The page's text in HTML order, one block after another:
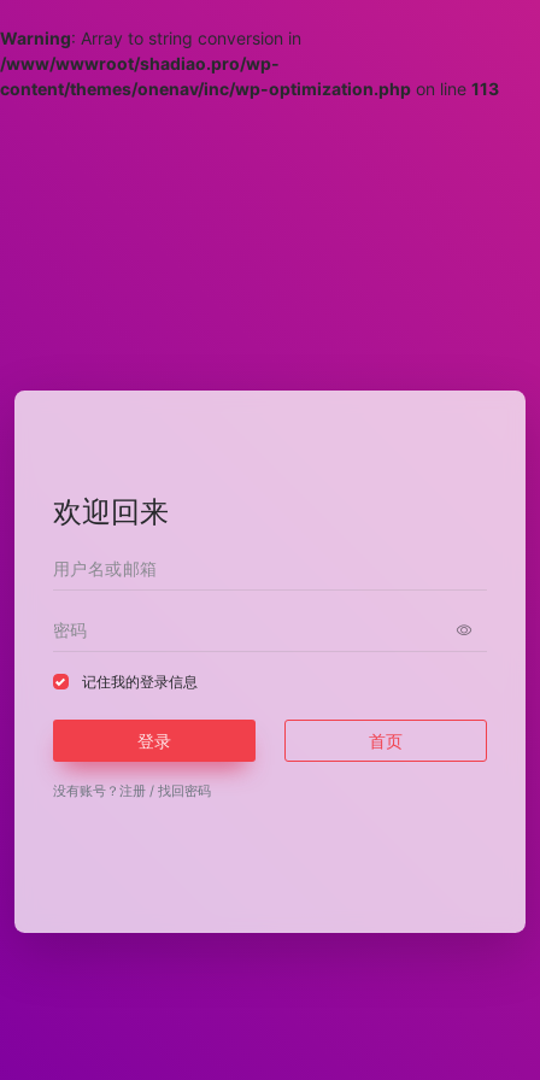
Warning: Array to string conversion in
/www/wwwroot/shadiao.pro/wp-
content/themes/onenav/inc/wp-optimization.php on line 113
欢迎回来
记住我的登录信息
登录 首页
没有账号？ 注册 / 找回密码